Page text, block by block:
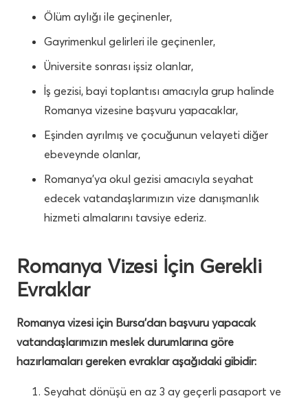
Ölüm aylığı ile geçinenler,
Gayrimenkul gelirleri ile geçinenler,
Üniversite sonrası işsiz olanlar,
İş gezisi, bayi toplantısı amacıyla grup halinde
Romanya vizesine başvuru yapacaklar,
Eşinden ayrılmış ve çocuğunun velayeti diğer
ebeveynde olanlar,
Romanya’ya okul gezisi amacıyla seyahat
edecek vatandaşlarımızın vize danışmanlık
hizmeti almalarını tavsiye ederiz.
Romanya Vizesi İçin Gerekli
Evraklar
Romanya vizesi için Bursa’dan başvuru yapacak
vatandaşlarımızın meslek durumlarına göre
hazırlamaları gereken evraklar aşağıdaki gibidir:
Seyahat dönüşü en az 3 ay geçerli pasaport ve